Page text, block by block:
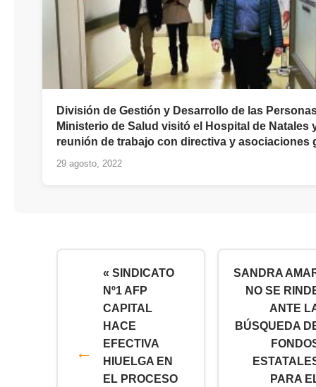
División de Gestión y Desarrollo de las
Ministerio de Salud visitó el Hospital de Natales
reunión de trabajo con directiva y asociaciones
29 agosto, 2022
« SINDICATO
Nº1 AFP
CAPITAL
HACE
EFECTIVA
HIUELGA EN
EL PROCESO
SANDRA
NO SE
ANTE
BÚSQUEDA
PARA